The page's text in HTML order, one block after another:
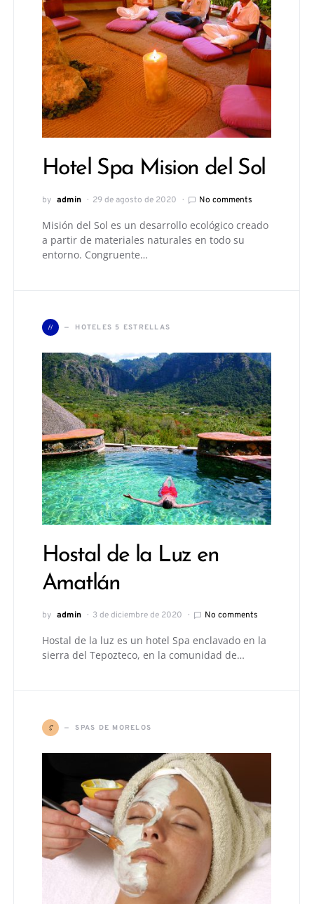
Hotel Spa Mision del Sol
by admin 29 de agosto de 2020 No comments
Misión del Sol es un desarrollo ecológico creado
a partir de materiales naturales en todo su
entorno. Congruente…
H HOTELES 5 ESTRELLAS
Hostal de la Luz en
Amatlán
by admin 3 de diciembre de 2020 No comments
Hostal de la luz es un hotel Spa enclavado en la
sierra del Tepozteco, en la comunidad de…
S SPAS DE MORELOS